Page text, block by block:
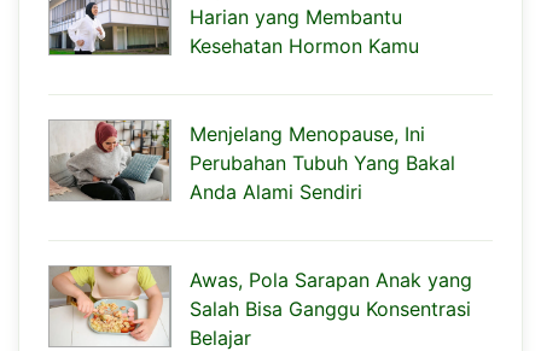
Harian yang Membantu
Kesehatan Hormon Kamu
Menjelang Menopause, Ini
Perubahan Tubuh Yang Bakal
Anda Alami Sendiri
Awas, Pola Sarapan Anak yang
Salah Bisa Ganggu Konsentrasi
Belajar